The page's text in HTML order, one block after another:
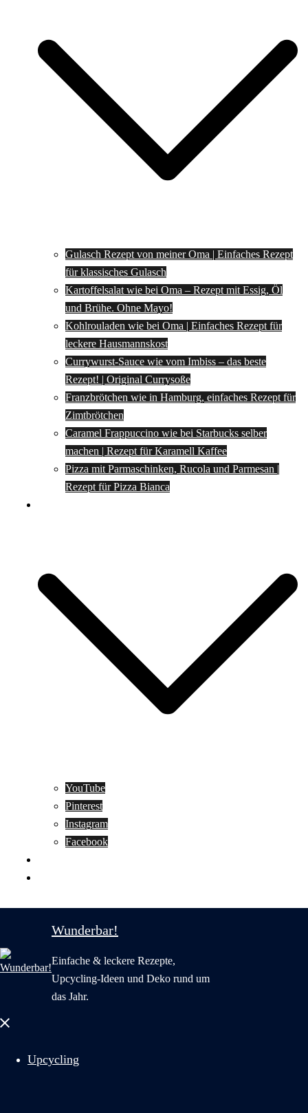
Gulasch Rezept von meiner Oma | Einfaches Rezept
für klassisches Gulasch
Kartoffelsalat wie bei Oma – Rezept mit Essig, Öl
und Brühe. Ohne Mayo!
Kohlrouladen wie bei Oma | Einfaches Rezept für
leckere Hausmannskost
Currywurst-Sauce wie vom Imbiss – das beste
Rezept! | Original Currysoße
Franzbrötchen wie in Hamburg, einfaches Rezept für
Zimtbrötchen
Caramel Frappuccino wie bei Starbucks selber
machen | Rezept für Karamell Kaffee
Pizza mit Parmaschinken, Rucola und Parmesan |
Rezept für Pizza Bianca
YouTube
Pinterest
Instagram
Facebook
Wunderbar!
Einfache & leckere Rezepte,
Upcycling-Ideen und Deko rund um
das Jahr.
Menü
Upcycling